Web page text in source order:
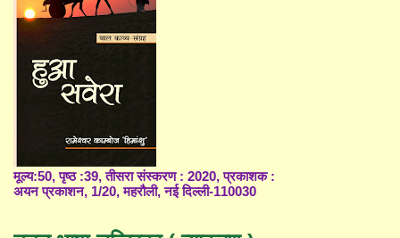
मूल्य:50, पृष्ठ :39, तीसरा संस्करण : 2020, प्रकाशक :
अयन प्रकाशन, 1/20, महरौली, नई दिल्ली-110030